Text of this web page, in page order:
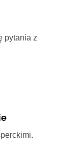
pytania z